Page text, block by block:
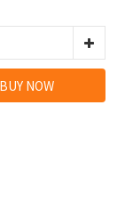
BUY NOW